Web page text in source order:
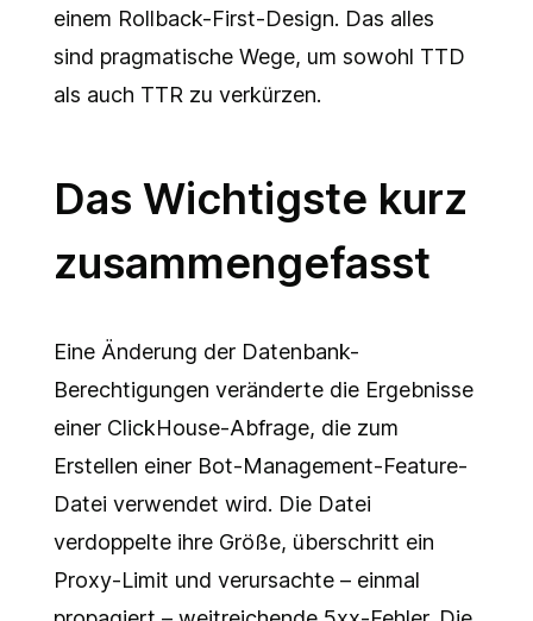
einem Rollback-First-Design. Das alles
sind pragmatische Wege, um sowohl TTD
als auch TTR zu verkürzen.
Das Wichtigste kurz
zusammengefasst
Eine Änderung der Datenbank-
Berechtigungen veränderte die Ergebnisse
einer ClickHouse-Abfrage, die zum
Erstellen einer Bot-Management-Feature-
Datei verwendet wird. Die Datei
verdoppelte ihre Größe, überschritt ein
Proxy-Limit und verursachte – einmal